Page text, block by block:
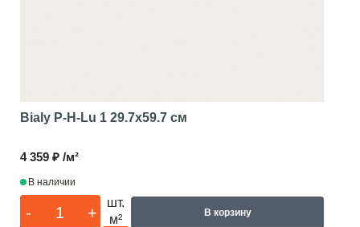
Bialy P-H-Lu 1 29.7x59.7 см
4 359 ₽ /м²
В наличии
- +
шт.
м²
В корзину